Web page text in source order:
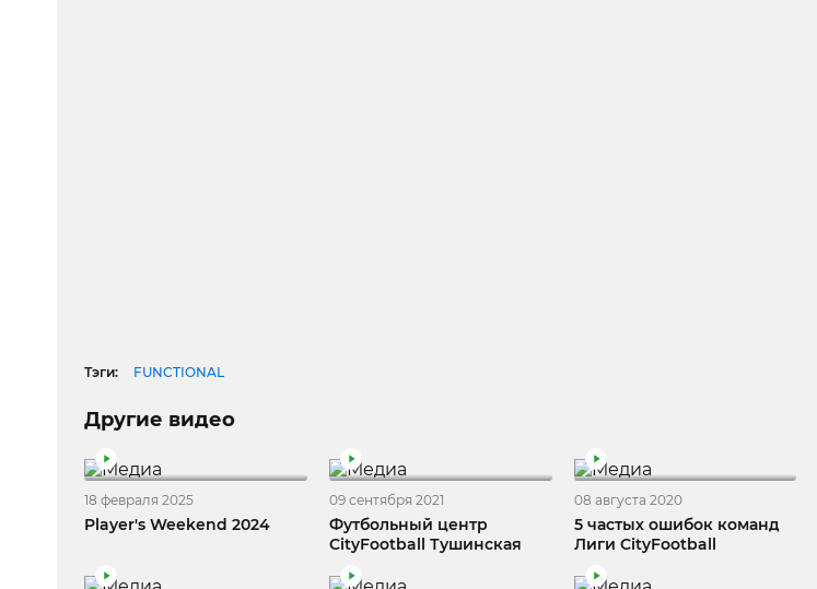
Тэги: FUNCTIONAL
Другие видео
18 февраля 2025
Player's Weekend 2024
09 сентября 2021
Футбольный центр
CityFootball Тушинская
08 августа 2020
5 частых ошибок команд
Лиги CityFootball